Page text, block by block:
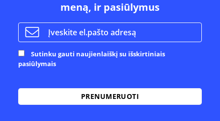
meną, ir pasiūlymus
Sutinku gauti naujienlaiškį su išskirtiniais
pasiūlymais